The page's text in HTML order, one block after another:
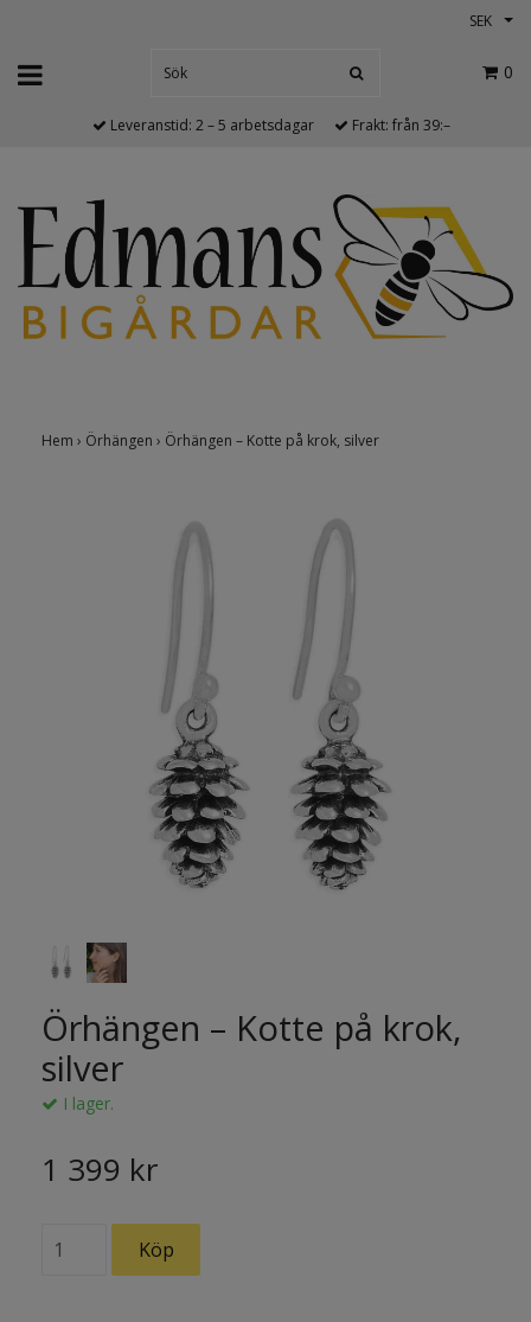
SEK
0
Leveranstid: 2 – 5 arbetsdagar Frakt: från 39:–
Hem › Örhängen › Örhängen – Kotte på krok, silver
Örhängen – Kotte på krok,
silver
I lager.
1 399 kr